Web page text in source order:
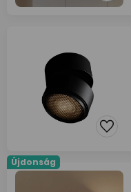
Újdonság